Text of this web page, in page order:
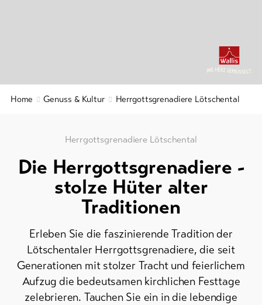
Webcams
Wetter
Wellness
Shops
Skipässe
Bike-
Tickets
Home Genuss & Kultur Herrgottsgrenadiere Lötschental
Herrgottsgrenadiere Lötschental
Die Herrgottsgrenadiere -
stolze Hüter alter
Traditionen
Erleben Sie die faszinierende Tradition der
Lötschentaler Herrgottsgrenadiere, die seit
Generationen mit stolzer Tracht und feierlichem
Aufzug die bedeutsamen kirchlichen Festtage
zelebrieren. Tauchen Sie ein in die lebendige